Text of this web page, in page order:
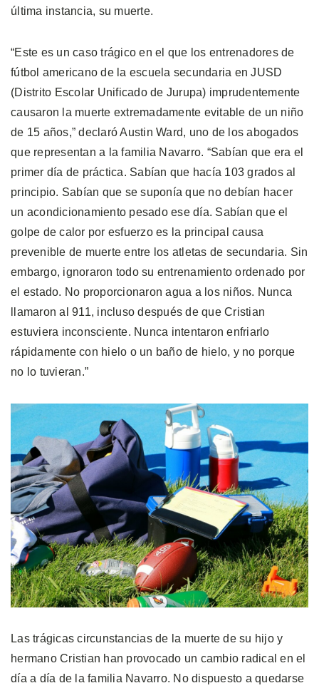
última instancia, su muerte.
“Este es un caso trágico en el que los entrenadores de
fútbol americano de la escuela secundaria en JUSD
(Distrito Escolar Unificado de Jurupa) imprudentemente
causaron la muerte extremadamente evitable de un niño
de 15 años,” declaró Austin Ward, uno de los abogados
que representan a la familia Navarro. “Sabían que era el
primer día de práctica. Sabían que hacía 103 grados al
principio. Sabían que se suponía que no debían hacer
un acondicionamiento pesado ese día. Sabían que el
golpe de calor por esfuerzo es la principal causa
prevenible de muerte entre los atletas de secundaria. Sin
embargo, ignoraron todo su entrenamiento ordenado por
el estado. No proporcionaron agua a los niños. Nunca
llamaron al 911, incluso después de que Cristian
estuviera inconsciente. Nunca intentaron enfriarlo
rápidamente con hielo o un baño de hielo, y no porque
no lo tuvieran.”
Las trágicas circunstancias de la muerte de su hijo y
hermano Cristian han provocado un cambio radical en el
día a día de la familia Navarro. No dispuesto a quedarse